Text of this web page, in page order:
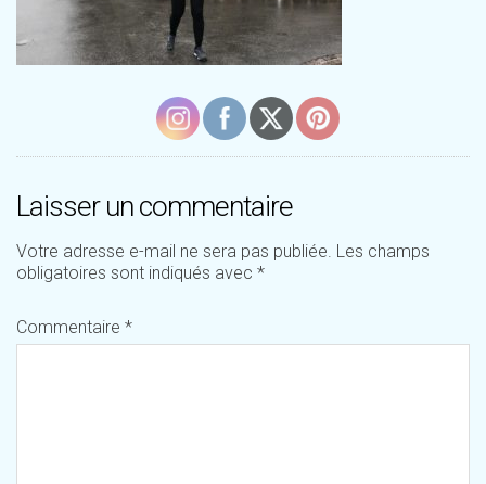
Laisser un commentaire
Votre adresse e-mail ne sera pas publiée. Les champs
obligatoires sont indiqués avec *
Commentaire *